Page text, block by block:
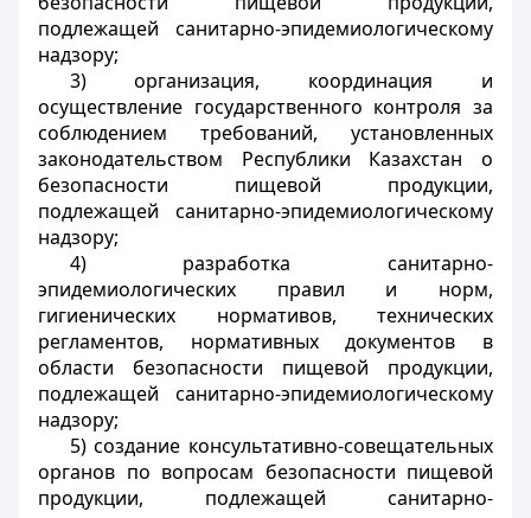
подлежащей санитарно-эпидемиологическому
надзору;
3) организация, координация и
осуществление государственного контроля за
соблюдением требований, установленных
законодательством Республики Казахстан о
безопасности пищевой продукции,
подлежащей санитарно-эпидемиологическому
надзору;
4) разработка санитарно-
эпидемиологических правил и норм,
гигиенических нормативов, технических
регламентов, нормативных документов в
области безопасности пищевой продукции,
подлежащей санитарно-эпидемиологическому
надзору;
5) создание консультативно-совещательных
органов по вопросам безопасности пищевой
продукции, подлежащей санитарно-